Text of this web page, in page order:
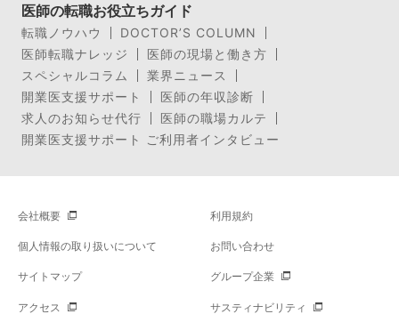
医師の転職お役立ちガイド
転職ノウハウ
DOCTOR’S COLUMN
医師転職ナレッジ
医師の現場と働き方
スペシャルコラム
業界ニュース
開業医支援サポート
医師の年収診断
求人のお知らせ代行
医師の職場カルテ
開業医支援サポート ご利用者インタビュー
会社概要 利用規約
個人情報の取り扱いについて お問い合わせ
サイトマップ グループ企業
アクセス サスティナビリティ